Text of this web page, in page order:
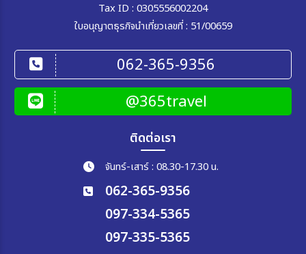
Tax ID : 0305556002204
ใบอนุญาตธุรกิจนำเที่ยวเลขที่ : 51/00659
062-365-9356
@365travel
ติดต่อเรา
จันทร์-เสาร์ : 08.30-17.30 น.
062-365-9356
097-334-5365
097-335-5365